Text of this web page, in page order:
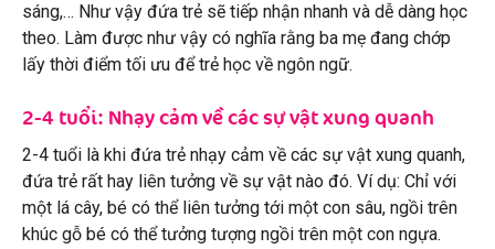
sáng,… Như vậy đứa trẻ sẽ tiếp nhận nhanh và dễ dàng học
theo. Làm được như vậy có nghĩa rằng ba mẹ đang chớp
lấy thời điểm tối ưu để trẻ học về ngôn ngữ.
2-4 tuổi: Nhạy cảm về các sự vật xung quanh
2-4 tuổi là khi đứa trẻ nhạy cảm về các sự vật xung quanh,
đứa trẻ rất hay liên tưởng về sự vật nào đó. Ví dụ: Chỉ với
một lá cây, bé có thể liên tưởng tới một con sâu, ngồi trên
khúc gỗ bé có thể tưởng tượng ngồi trên một con ngựa.